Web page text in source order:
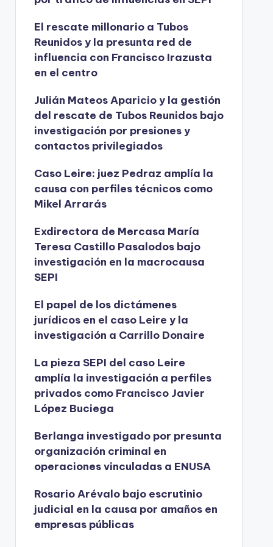
El rescate millonario a Tubos
Reunidos y la presunta red de
influencia con Francisco Irazusta
en el centro
Julián Mateos Aparicio y la gestión
del rescate de Tubos Reunidos bajo
investigación por presiones y
contactos privilegiados
Caso Leire: juez Pedraz amplía la
causa con perfiles técnicos como
Mikel Arrarás
Exdirectora de Mercasa María
Teresa Castillo Pasalodos bajo
investigación en la macrocausa
SEPI
El papel de los dictámenes
jurídicos en el caso Leire y la
investigación a Carrillo Donaire
La pieza SEPI del caso Leire
amplía la investigación a perfiles
privados como Francisco Javier
López Buciega
Berlanga investigado por presunta
organización criminal en
operaciones vinculadas a ENUSA
Rosario Arévalo bajo escrutinio
judicial en la causa por amaños en
empresas públicas